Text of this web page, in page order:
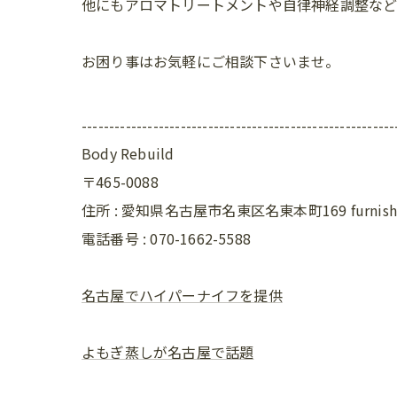
他にもアロマトリートメントや自律神経調整など
お困り事はお気軽にご相談下さいませ。
Body Rebuild
〒465-0088
住所 : 愛知県名古屋市名東区名東本町169
電話番号 : 070-1662-5588
名古屋でハイパーナイフを提供
よもぎ蒸しが名古屋で話題